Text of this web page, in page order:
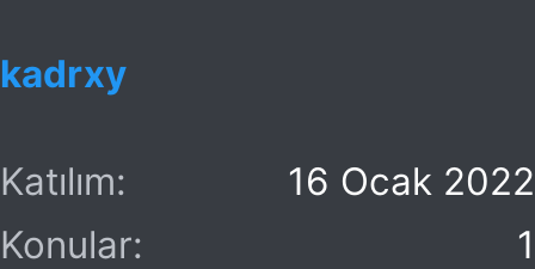
kadrxy
Katılım
16 Ocak 2022
Konular
1